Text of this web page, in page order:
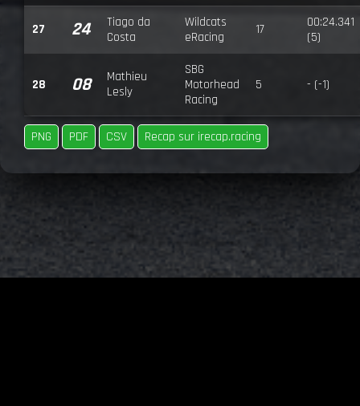
27 24
Tiago da
Costa
Wildcats
eRacing
17
00:24.341
(5)
28 08
Mathieu
Lesly
SBG
Motorhead
Racing
5 - (-1)
PNG PDF CSV Recap sur irecap.racing